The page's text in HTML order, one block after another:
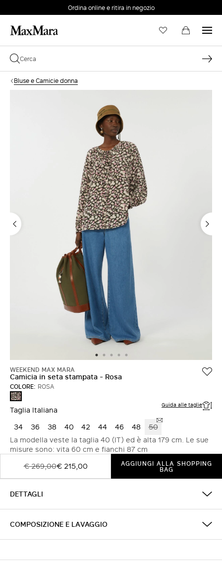
Ordina online e ritira in negozio
Bluse e Camicie donna
WEEKEND MAX MARA
Camicia in seta stampata - Rosa
COLORE: ROSA
ROSA
Taglia Italiana Guida alle taglie
34 36 38 40 42 44 46 48
50
La modella veste la taglia 40 (IT) ed è alta 179 cm. Le sue
misure sono: vita 60 cm e fianchi 87 cm
€ 269,00€ 215,00 AGGIUNGI ALLA SHOPPING
BAG
DETTAGLI
COMPOSIZIONE E LAVAGGIO
Password dimenticata?
ACCEDI
Login
ACCEDI CON GOOGLE
ACCEDI CON FACEBOOK
Non hai un account?